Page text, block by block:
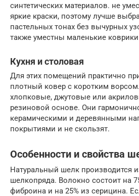
синтетических материалов. не
яркие краски, поэтому лучше
пастельных тонах без вычурных
также уместны маленькие
Кухня и столовая
Для этих помещений практично
плотный ковер с коротким
хлопковые, джутовые или
резиновой основе. Они
керамическими и деревянными
покрытиями и не скользят.
Особенности и свойства
Натуральный шелк производится
шелкопряда. Волокно состоит на
фиброина и на 25% из серицина.